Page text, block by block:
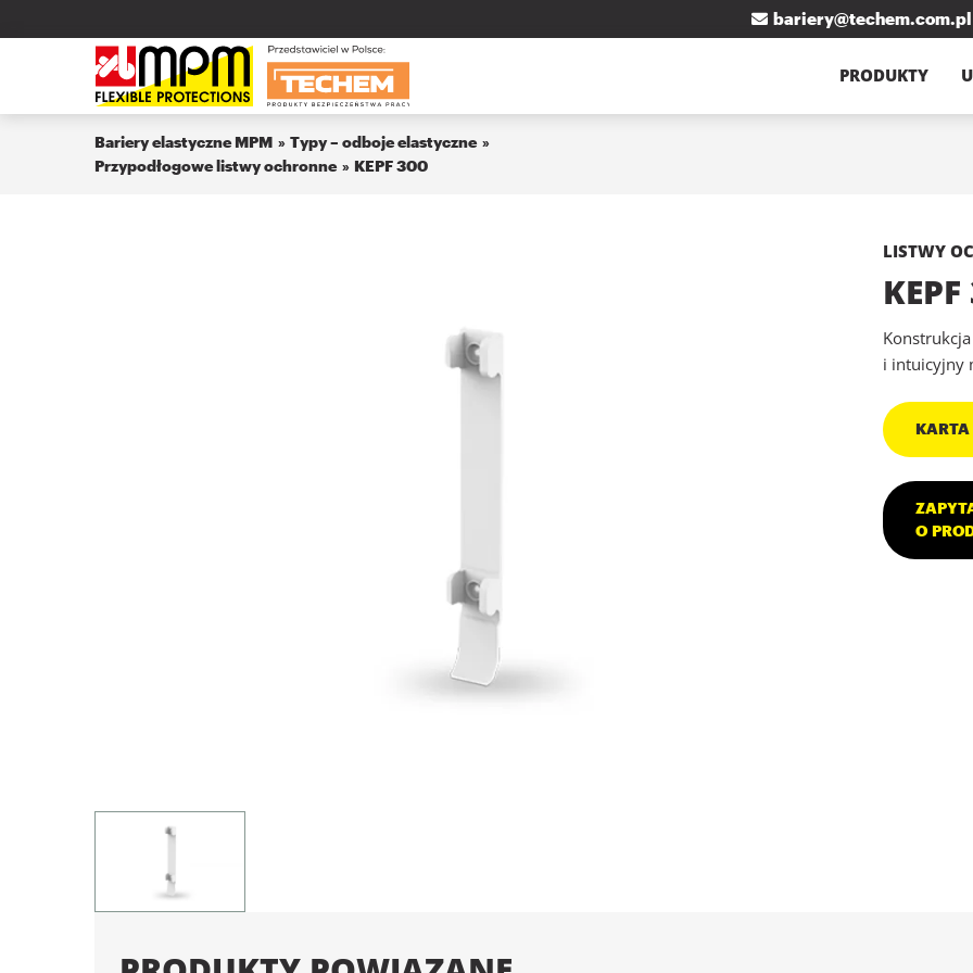
bariery@techem.com.pl
PRODUKTY
Bariery elastyczne MPM
Typy – odboje elastyczne
Przypodłogowe listwy ochronne
KEPF 300
LISTWY
i intuicyjny
KARTA
O